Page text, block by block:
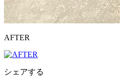
AFTER
シェアする